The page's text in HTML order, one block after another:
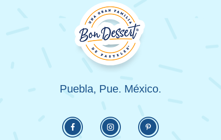
Puebla, Pue. México.